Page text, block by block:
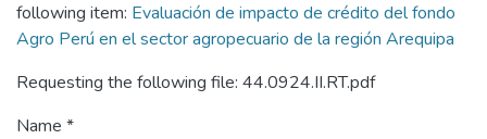
following item: Evaluación de impacto de crédito del fondo
Agro Perú en el sector agropecuario de la región Arequipa
Requesting the following file: 44.0924.II.RT.pdf
Name *